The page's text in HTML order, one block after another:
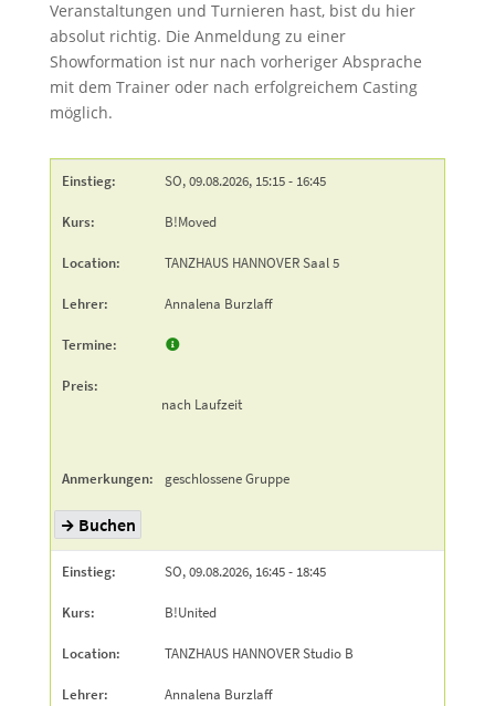
Veranstaltungen und Turnieren hast, bist du hier
absolut richtig. Die Anmeldung zu einer
Showformation ist nur nach vorheriger Absprache
mit dem Trainer oder nach erfolgreichem Casting
möglich.